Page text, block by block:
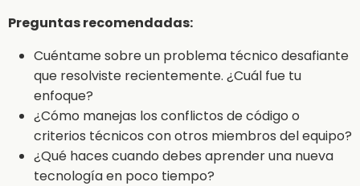
Preguntas recomendadas:
Cuéntame sobre un problema técnico desafiante
que resolviste recientemente. ¿Cuál fue tu
enfoque?
¿Cómo manejas los conflictos de código o
criterios técnicos con otros miembros del equipo?
¿Qué haces cuando debes aprender una nueva
tecnología en poco tiempo?